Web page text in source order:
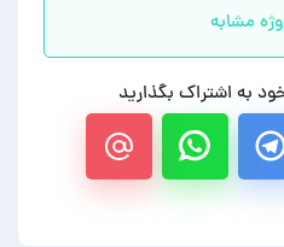
مشابه
به اشتراک بگذارید